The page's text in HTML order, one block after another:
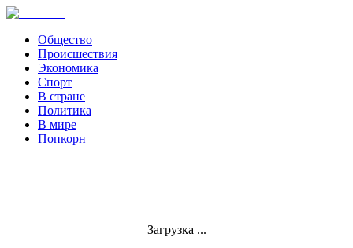
Общество
Происшествия
Экономика
Спорт
В стране
Политика
В мире
Попкорн
Загрузка ...